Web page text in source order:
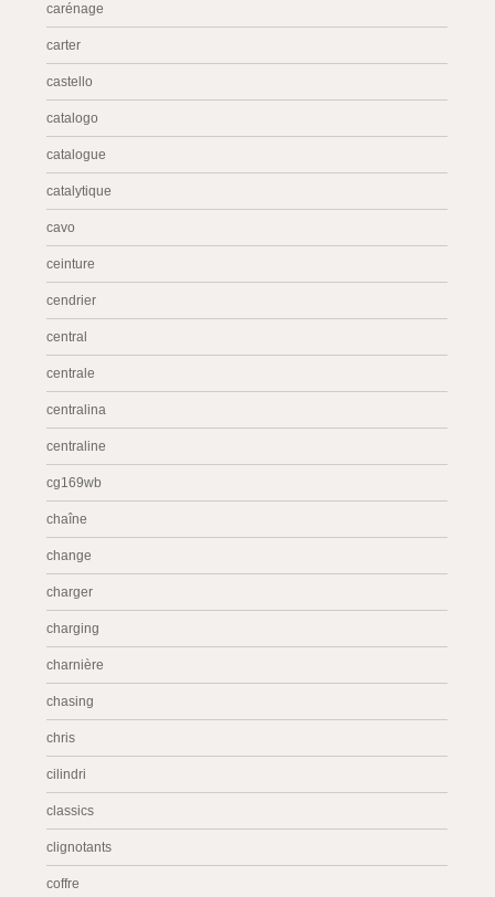
carénage
carter
castello
catalogo
catalogue
catalytique
cavo
ceinture
cendrier
central
centrale
centralina
centraline
cg169wb
chaîne
change
charger
charging
charnière
chasing
chris
cilindri
classics
clignotants
coffre